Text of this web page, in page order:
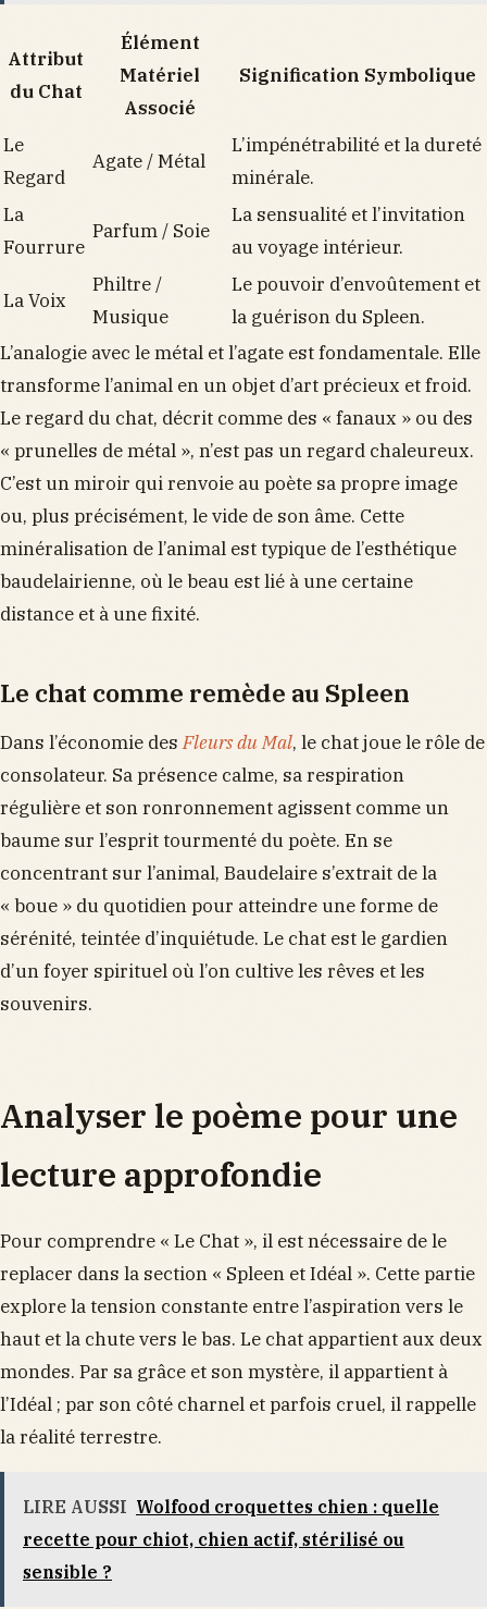
Attribut
du Chat
Élément
Matériel
Associé
Signification Symbolique
Le
Regard
Agate / Métal
L’impénétrabilité et la dureté
minérale.
La
Fourrure
Parfum / Soie
La sensualité et l’invitation
au voyage intérieur.
La Voix
Philtre /
Musique
Le pouvoir d’envoûtement et
la guérison du Spleen.
L’analogie avec le métal et l’agate est fondamentale. Elle
transforme l’animal en un objet d’art précieux et froid.
Le regard du chat, décrit comme des « fanaux » ou des
« prunelles de métal », n’est pas un regard chaleureux.
C’est un miroir qui renvoie au poète sa propre image
ou, plus précisément, le vide de son âme. Cette
minéralisation de l’animal est typique de l’esthétique
baudelairienne, où le beau est lié à une certaine
distance et à une fixité.
Le chat comme remède au Spleen
Dans l’économie desFleurs du Mal, le chat joue le rôle de
consolateur. Sa présence calme, sa respiration
régulière et son ronronnement agissent comme un
baume sur l’esprit tourmenté du poète. En se
concentrant sur l’animal, Baudelaire s’extrait de la
« boue » du quotidien pour atteindre une forme de
sérénité, teintée d’inquiétude. Le chat est le gardien
d’un foyer spirituel où l’on cultive les rêves et les
souvenirs.
Analyser le poème pour une
lecture approfondie
Pour comprendre « Le Chat », il est nécessaire de le
replacer dans la section « Spleen et Idéal ». Cette partie
explore la tension constante entre l’aspiration vers le
haut et la chute vers le bas. Le chat appartient aux deux
mondes. Par sa grâce et son mystère, il appartient à
l’Idéal ; par son côté charnel et parfois cruel, il rappelle
la réalité terrestre.
LIRE AUSSI Wolfood croquettes chien : quelle
recette pour chiot, chien actif, stérilisé ou
sensible ?